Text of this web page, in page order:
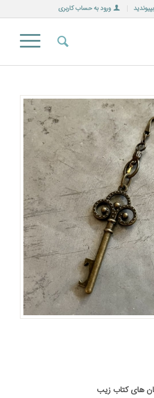
ورود به حساب کاربری
های کتاب زیب